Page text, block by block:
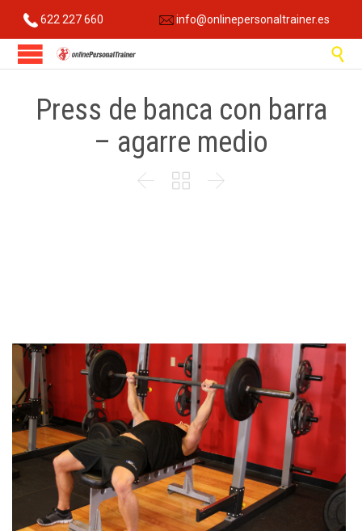
622 227 660 info@onlinepersonaltrainer.es

Press de banca con barra
– agarre medio
  